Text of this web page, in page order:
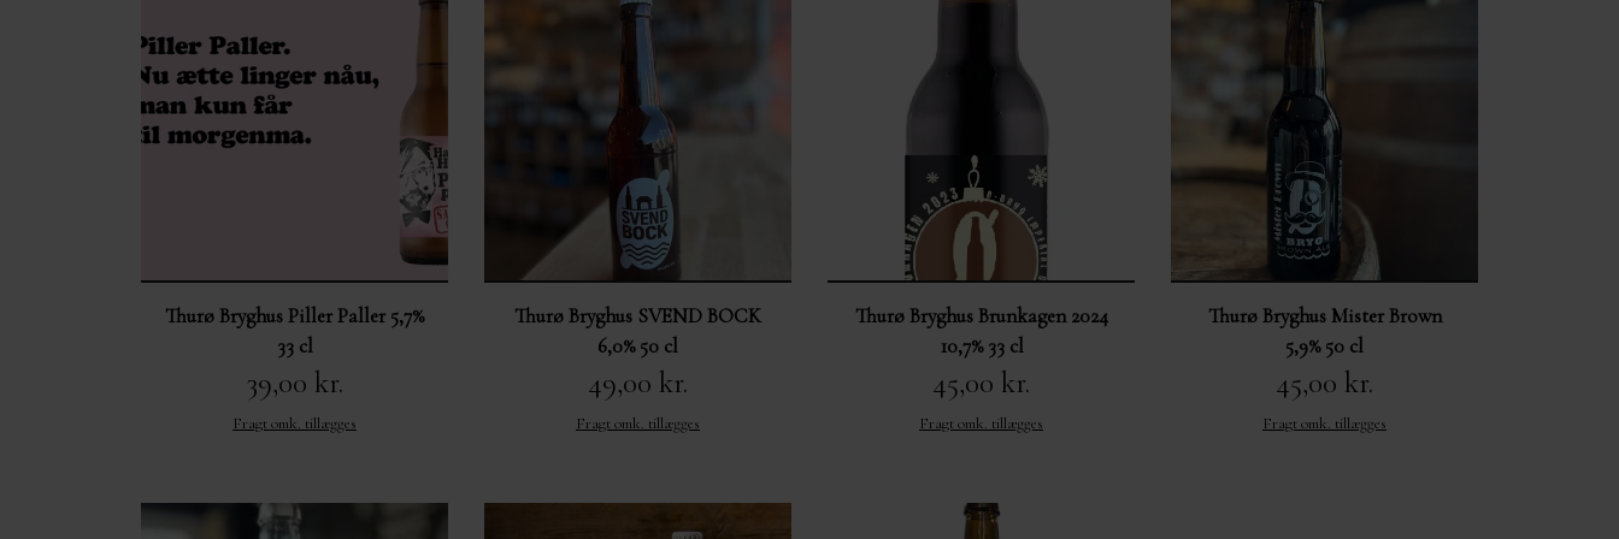
Thurø Bryghus Piller Paller 5,7%
33 cl
39,00 kr.
Fragt omk. tillægges
Thurø Bryghus SVEND BOCK
6,0% 50 cl
49,00 kr.
Fragt omk. tillægges
Thurø Bryghus Brunkagen 2024
10,7% 33 cl
45,00 kr.
Fragt omk. tillægges
Thurø Bryghus Mister Brown
5,9% 50 cl
45,00 kr.
Fragt omk. tillægges